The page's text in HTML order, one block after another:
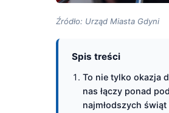
Źródło: Urząd Miasta Gdyni
Spis treści
To nie tylko okazja
nas łączy ponad
najmłodszych